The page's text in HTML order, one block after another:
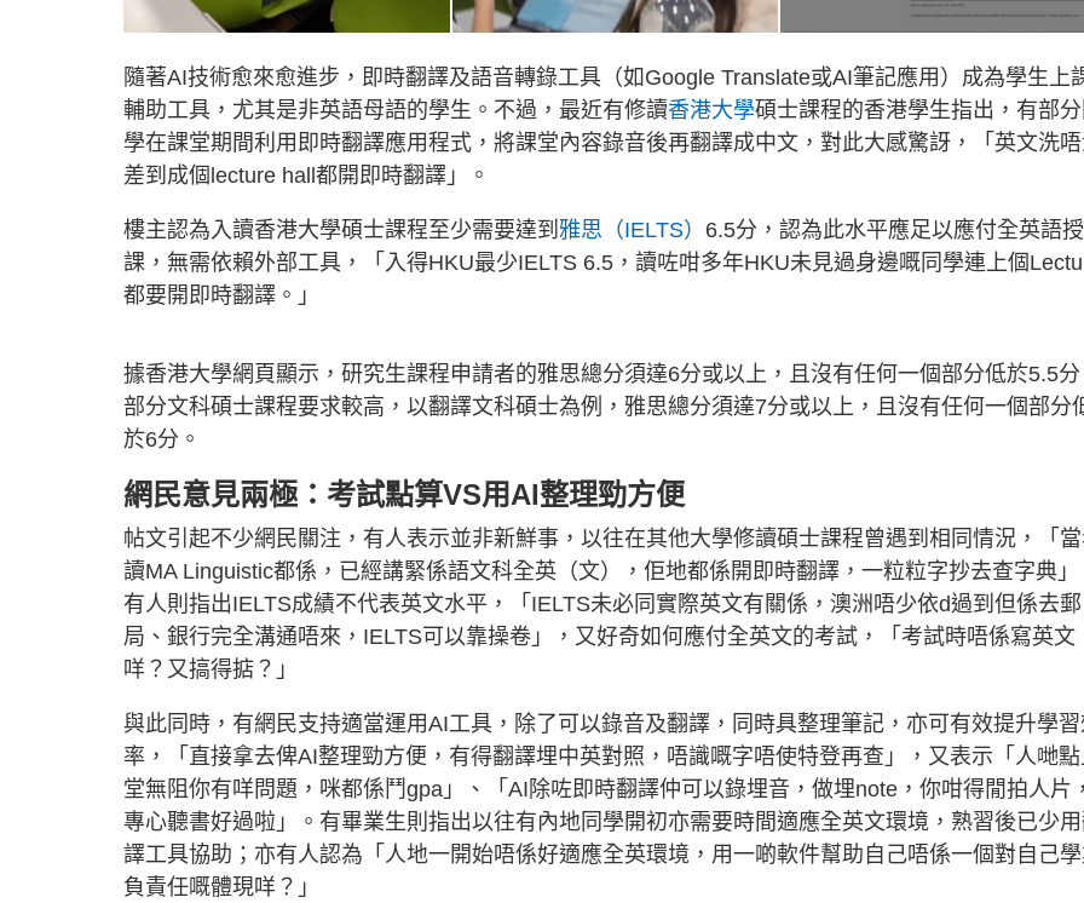
隨著AI技術愈來愈進步，即時翻譯及語音轉錄工具（如Google Translate或AI筆記應用）成為學生上
輔助工具，尤其是非英語母語的學生。不過，最近有修讀香港大學碩士課程的香港學生指出，有部分
學在課堂期間利用即時翻譯應用程式，將課堂內容錄音後再翻譯成中文，對此大感驚訝，「英文洗
差到成個lecture hall都開即時翻譯」。
樓主認為入讀香港大學碩士課程至少需要達到 雅思（IELTS） 6.5分，認為此水平應足以應付全英語授
課，無需依賴外部工具，「入得HKU最少IELTS 6.5，讀咗咁多年HKU未見過身邊嘅同學連上個
都要開即時翻譯。」
據香港大學網頁顯示，研究生課程申請者的雅思總分須達6分或以上，且沒有任何一個部分低於5.5分
部分文科碩士課程要求較高，以翻譯文科碩士為例，雅思總分須達7分或以上，且沒有任何一個部分
於6分。
網民意見兩極：考試點算VS用AI整理勁方便
帖文引起不少網民關注，有人表示並非新鮮事，以往在其他大學修讀碩士課程曾遇到相同情況，「
讀MA Linguistic都係，已經講緊係語文科全英（文），佢地都係開即時翻譯，一粒粒字抄去查字典」
有人則指出IELTS成績不代表英文水平，「IELTS未必同實際英文有關係，澳洲唔少依d過到但係去郵
局、銀行完全溝通唔來，IELTS可以靠操卷」，又好奇如何應付全英文的考試，「考試時唔係寫英文
咩？又搞得掂？」
與此同時，有網民支持適當運用AI工具，除了可以錄音及翻譯，同時具整理筆記，亦可有效提升學
率，「直接拿去俾AI整理勁方便，有得翻譯埋中英對照，唔識嘅字唔使特登再查」，又表示「人哋點
堂無阻你有咩問題，咪都係鬥gpa」、「AI除咗即時翻譯仲可以錄埋音，做埋note，你咁得閒拍人片，
專心聽書好過啦」。有畢業生則指出以往有內地同學開初亦需要時間適應全英文環境，熟習後已少用
譯工具協助；亦有人認為「人地一開始唔係好適應全英環境，用一啲軟件幫助自己唔係一個對自己
負責任嘅體現咩？」